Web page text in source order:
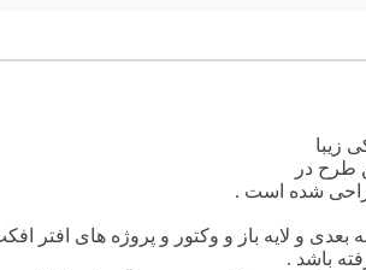
زیبا
طرح در
شده است .
و لایه باز و وکتور و پروژه های افتر
باشد .